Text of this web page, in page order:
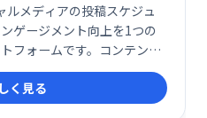
メディアの投稿スケジュ
ゲージメント向上を1つの
フォームです。コンテンツ
なマーケティング戦略をサ
との繋がりを深め、ビジネ
く見る